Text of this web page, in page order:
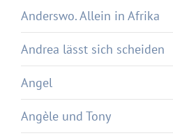
Anderswo. Allein in Afrika
Andrea lässt sich scheiden
Angel
Angèle und Tony